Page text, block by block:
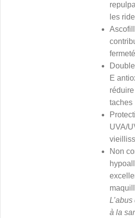
les
E
taches
UVA/
Non
à la